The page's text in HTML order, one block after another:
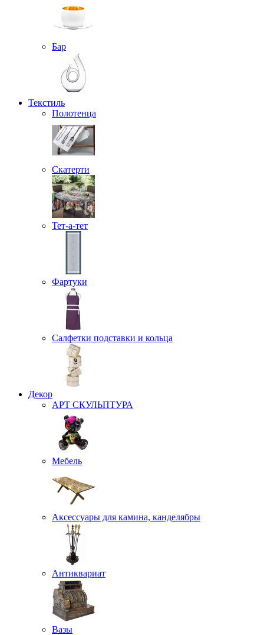
Бар
Текстиль
Полотенца
Скатерти
Тет-а-тет
Фартуки
Салфетки подставки и кольца
Декор
АРТ СКУЛЬПТУРА
Мебель
Аксессуары для камина, канделябры
Антиквариат
Вазы